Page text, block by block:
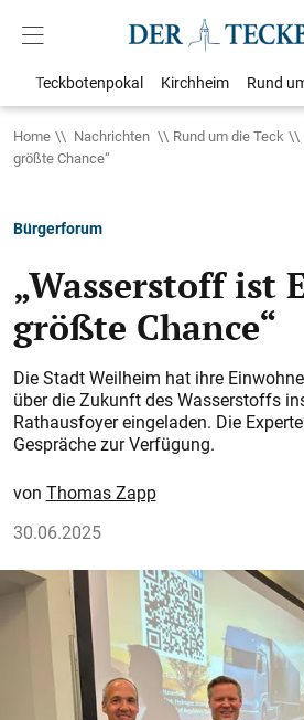
Teckbotenpokal Kirchheim Rund
Home Nachrichten Rund um die Teck
größte Chance“
Bürgerforum
„Wasserstoff ist
größte Chance“
Die Stadt Weilheim hat ihre
über die Zukunft des Wasserstoffs
Rathausfoyer eingeladen. Die
Gespräche zur Verfügung.
Thomas Zapp
30.06.2025